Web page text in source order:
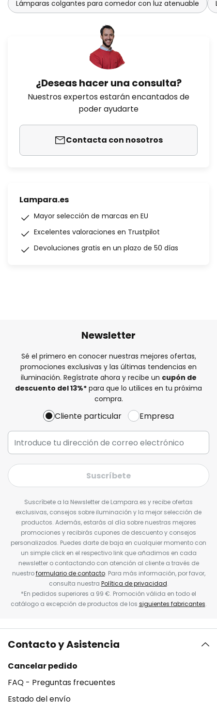
Lámparas colgantes para comedor con luz atenuable
¿Deseas hacer una consulta?
Nuestros expertos estarán encantados de
poder ayudarte
Contacta con nosotros
Lampara.es
Mayor selección de marcas en EU
Excelentes valoraciones en Trustpilot
Devoluciones gratis en un plazo de 50 días
Newsletter
Sé el primero en conocer nuestras mejores ofertas,
promociones exclusivas y las últimas tendencias en
iluminación. Regístrate ahora y recibe un cupón de
descuento del13%* para que lo utilices en tu próxima
compra.
Cliente particular Empresa
Suscríbete
Suscríbete a la Newsletter de Lampara.es y recibe ofertas
exclusivas, consejos sobre iluminación y la mejor selección de
productos. Además, estarás al día sobre nuestras mejores
promociones y recibirás cupones de descuento y consejos
personalizados. Puedes darte de baja en cualquier momento con
un simple click en el respectivo link que añadimos en cada
newsletter o contactando con atención al cliente a través de
nuestroformulario de contacto. Para más información, por favor,
consulta nuestra Política de privacidad.
*En pedidos superiores a 99 €. Promoción válida en todo el
catálogo a excepción de productos de los siguientes fabricantes.
Contacto y Asistencia
Cancelar pedido
FAQ - Preguntas frecuentes
Estado del envío